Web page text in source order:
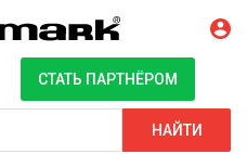
СТАТЬ ПАРТНЁРОМ
НАЙТИ